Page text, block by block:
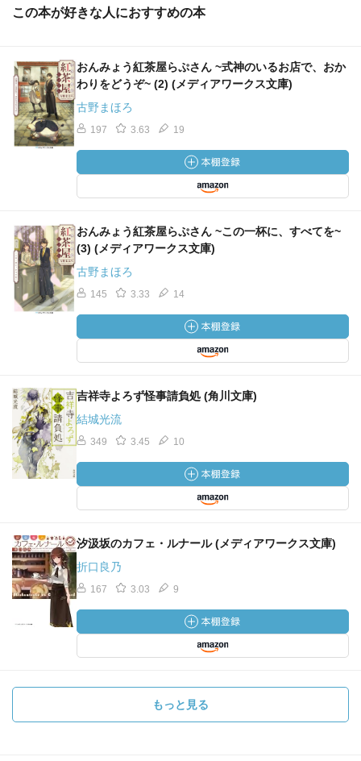
この本が好きな人におすすめの本
おんみょう紅茶屋らぷさん ~式神のいるお店で、おか
わりをどうぞ~ (2) (メディアワークス文庫)
古野まほろ
197 3.63 19
おんみょう紅茶屋らぷさん ~この一杯に、すべてを~
(3) (メディアワークス文庫)
古野まほろ
145 3.33 14
吉祥寺よろず怪事請負処 (角川文庫)
結城光流
349 3.45 10
汐汲坂のカフェ・ルナール (メディアワークス文庫)
折口良乃
167 3.03 9
もっと見る